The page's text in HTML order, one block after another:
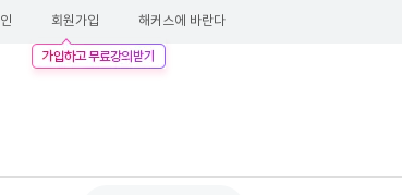
회원가입 해커스에 바란다